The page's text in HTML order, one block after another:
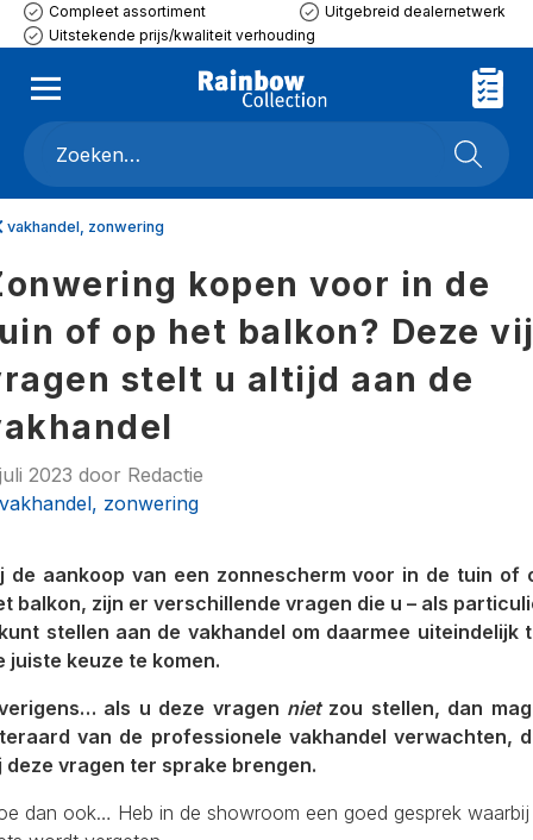
Compleet assortiment
Uitgebreid dealernetwerk
Uitstekende prijs/kwaliteit verhouding
vakhandel, zonwering
kopen voor in de
of op het balkon? Deze
stelt u altijd aan de
2023 door Redactie
vakhandel, zonwering
de aankoop van een zonnescherm voor in de tuin of
balkon, zijn er verschillende vragen die u – als
stellen aan de vakhandel om daarmee uiteindelijk
juiste keuze te komen.
als u deze vragen nietzou stellen, dan
van de professionele vakhandel verwachten,
deze vragen ter sprake brengen.
dan ook… Heb in de showroom een goed gesprek waarbij